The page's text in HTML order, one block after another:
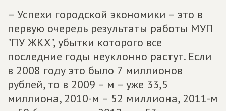
– Успехи городской экономики – это в
первую очередь результаты работы МУП
"ПУ ЖКХ", убытки которого все
последние годы неуклонно растут. Если
в 2008 году это было 7 миллионов
рублей, то в 2009 – м – уже 33,5
миллиона, 2010-м – 52 миллиона, 2011-м